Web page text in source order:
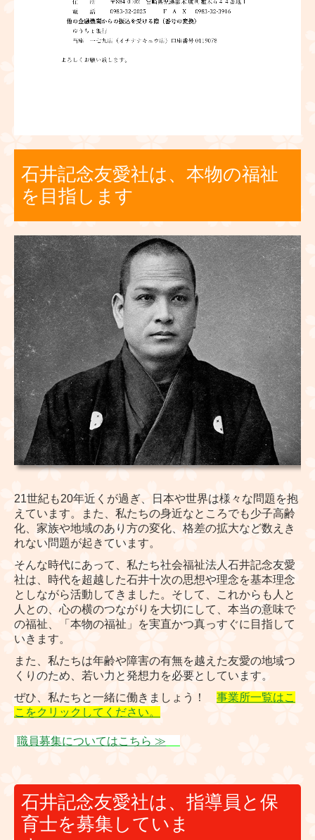
石井記念友愛社は、本物の福祉
を目指します
21世紀も20年近くが過ぎ、日本や世界は様々な問題を抱
えています。また、私たちの身近なところでも少子高齢
化、家族や地域のあり方の変化、格差の拡大など数えき
れない問題が起きています。
そんな時代にあって、私たち社会福祉法人石井記念友愛
社は、時代を超越した石井十次の思想や理念を基本理念
としながら活動してきました。そして、これからも人と
人との、心の横のつながりを大切にして、本当の意味で
の福祉、「本物の福祉」を実直かつ真っすぐに目指して
いきます。
また、私たちは年齢や障害の有無を越えた友愛の地域つ
くりのため、若い力と発想力を必要としています。
ぜひ、私たちと一緒に働きましょう！ 事業所一覧はこ
こをクリックしてください。
職員募集についてはこちら ≫
石井記念友愛社は、指導員と保
育士を募集していま